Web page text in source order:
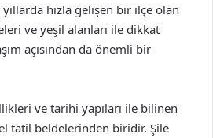
hızla gelişen bir ilçe olan
ve yeşil alanları ile dikkat
açısından da önemli bir
ve tarihi yapıları ile bilinen
tatil beldelerinden biridir. Şile